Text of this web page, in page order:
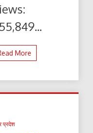
More
प्रदेश